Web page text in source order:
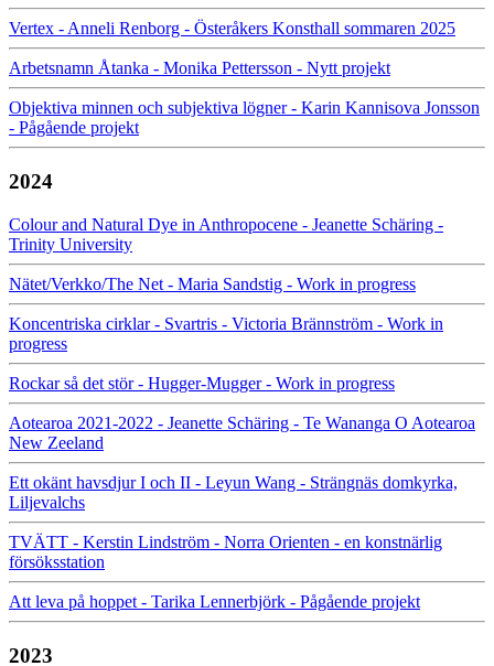
Vertex - Anneli Renborg - Österåkers Konsthall sommaren 2025
Arbetsnamn Åtanka - Monika Pettersson - Nytt projekt
Objektiva minnen och subjektiva lögner - Karin Kannisova Jonsson
- Pågående projekt
2024
Colour and Natural Dye in Anthropocene - Jeanette Schäring -
Trinity University
Nätet/Verkko/The Net - Maria Sandstig - Work in progress
Koncentriska cirklar - Svartris - Victoria Brännström - Work in
progress
Rockar så det stör - Hugger-Mugger - Work in progress
Aotearoa 2021-2022 - Jeanette Schäring - Te Wananga O Aotearoa
New Zeeland
Ett okänt havsdjur I och II - Leyun Wang - Strängnäs domkyrka,
Liljevalchs
TVÄTT - Kerstin Lindström - Norra Orienten - en konstnärlig
försöksstation
Att leva på hoppet - Tarika Lennerbjörk - Pågående projekt
2023